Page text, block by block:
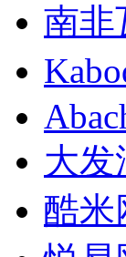
南非
大发
酷米